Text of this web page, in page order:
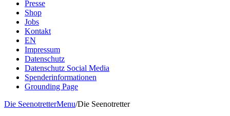
Presse
Shop
Jobs
Kontakt
EN
Impressum
Datenschutz
Datenschutz Social Media
Spenderinformationen
Grounding Page
Die SeenotretterMenu/Die Seenotretter